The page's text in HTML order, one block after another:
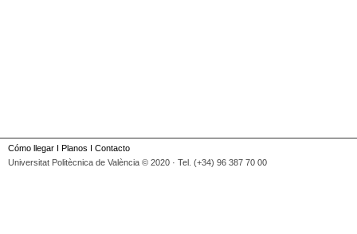
Cómo llegar I Planos I Contacto
Universitat Politècnica de València © 2020 · Tel. (+34) 96 387 70 00